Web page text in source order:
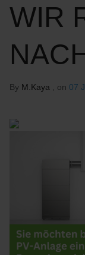
WIR
By M.Kaya , on 07